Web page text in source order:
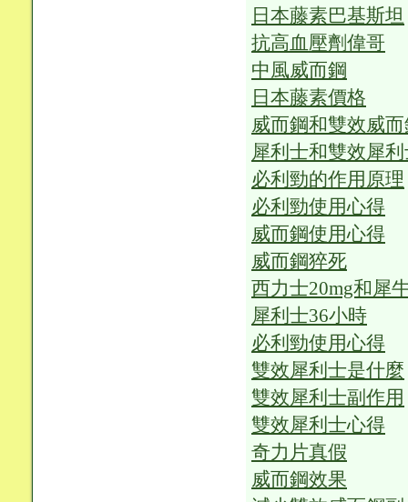
日本藤素巴基斯坦
抗高血壓劑偉哥
中風威而鋼
日本藤素價格
威而鋼和雙效威
犀利士和雙效犀
必利勁的作用原理
必利勁使用心得
威而鋼使用心得
威而鋼猝死
西力士20mg和犀
犀利士36小時
必利勁使用心得
雙效犀利士是什麼
雙效犀利士副作用
雙效犀利士心得
奇力片真假
威而鋼效果